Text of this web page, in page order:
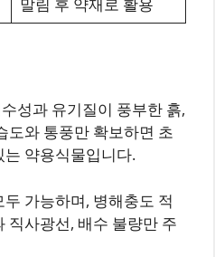
성과 유기질이 풍부한 흙,
도와 통풍만 확보하면 초
약용식물입니다.
가능하며, 병해충도 적
직사광선, 배수 불량만 주